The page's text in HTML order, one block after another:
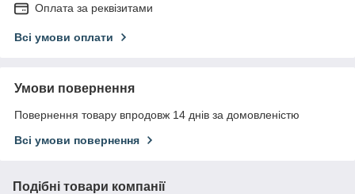
Оплата за реквізитами
Всі умови оплати
Умови повернення
Повернення товару впродовж 14 днів за домовленістю
Всі умови повернення
Подібні товари компанії